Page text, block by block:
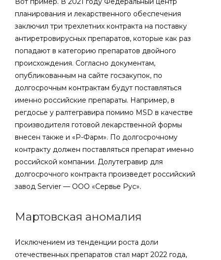
планирования и лекарственного обеспечения
заключил три трехлетних контракта на поставку
антиретровирусных препаратов, которые как раз
попадают в категорию препаратов двойного
происхождения. Согласно документам,
опубликованным на сайте госзакупок, по
долгосрочным контрактам будут поставляться
именно российские препараты. Например, в
регдосье у ралтегравира помимо MSD в качестве
производителя готовой лекарственной формы
внесен также и «Р-Фарм». По долгосрочному
контракту должен поставляться препарат именно
российской компании. Долутегравир для
долгосрочного контракта произведет российский
завод Servier — ООО «Сервье Рус».
Мартовская аномалия
Исключением из тенденции роста доли
отечественных препаратов стал март 2022 года,